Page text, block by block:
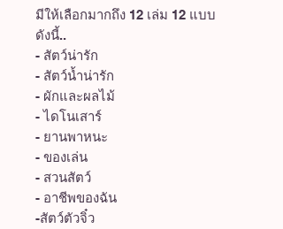
มีให้เลือกมากถึง 12 เล่ม 12 แบบ
ดังนี้..
- สัตว์น่ารัก
- สัตว์น้ำน่ารัก
- ผักและผลไม้
- ไดโนเสาร์
- ยานพาหนะ
- ของเล่น
- สวนสัตว์
- อาชีพของฉัน
-สัตว์ตัวจิ๋ว